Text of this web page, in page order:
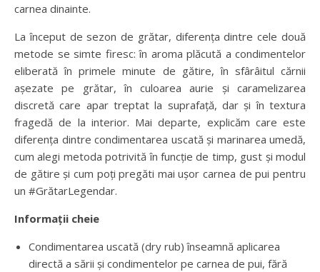
carnea dinainte.
La început de sezon de grătar, diferența dintre cele două
metode se simte firesc: în aroma plăcută a condimentelor
eliberată în primele minute de gătire, în sfârâitul cărnii
așezate pe grătar, în culoarea aurie și caramelizarea
discretă care apar treptat la suprafață, dar și în textura
fragedă de la interior. Mai departe, explicăm care este
diferența dintre condimentarea uscată și marinarea umedă,
cum alegi metoda potrivită în funcție de timp, gust și modul
de gătire și cum poți pregăti mai ușor carnea de pui pentru
un #GrătarLegendar.
Informații cheie
Condimentarea uscată (dry rub) înseamnă aplicarea
directă a sării și condimentelor pe carnea de pui, fără